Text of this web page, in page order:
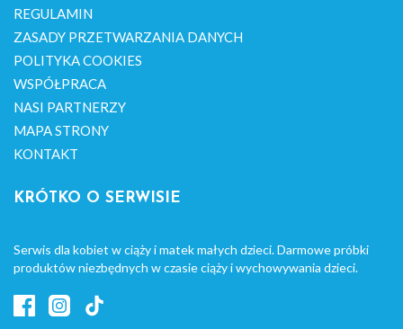
REGULAMIN
ZASADY PRZETWARZANIA DANYCH
POLITYKA COOKIES
WSPÓŁPRACA
NASI PARTNERZY
MAPA STRONY
KONTAKT
KRÓTKO O SERWISIE
Serwis dla kobiet w ciąży i matek małych dzieci. Darmowe próbki
produktów niezbędnych w czasie ciąży i wychowywania dzieci.